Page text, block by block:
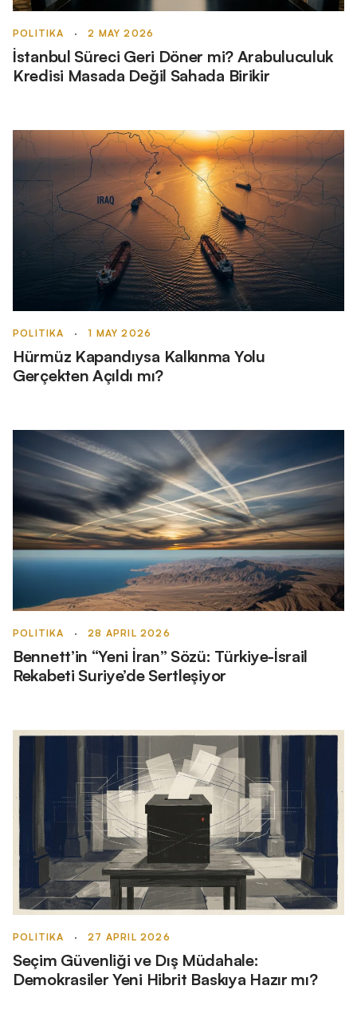
POLITIKA · 2 MAY 2026
İstanbul Süreci Geri Döner mi? Arabuluculuk
Kredisi Masada Değil Sahada Birikir
POLITIKA · 1 MAY 2026
Hürmüz Kapandıysa Kalkınma Yolu
Gerçekten Açıldı mı?
POLITIKA · 28 APRIL 2026
Bennett’in “Yeni İran” Sözü: Türkiye-İsrail
Rekabeti Suriye’de Sertleşiyor
POLITIKA · 27 APRIL 2026
Seçim Güvenliği ve Dış Müdahale:
Demokrasiler Yeni Hibrit Baskıya Hazır mı?